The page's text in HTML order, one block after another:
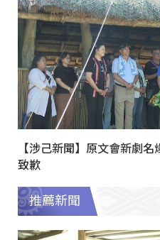
【涉己新聞】原文會新劇
致歉
推薦新聞